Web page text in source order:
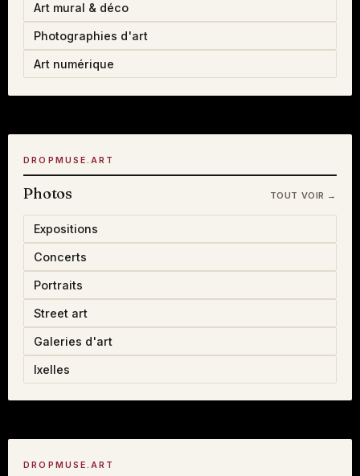
Art mural & déco
Photographies d'art
Art numérique
DROPMUSE.ART
Photos TOUT VOIR →
Expositions
Concerts
Portraits
Street art
Galeries d'art
Ixelles
DROPMUSE.ART